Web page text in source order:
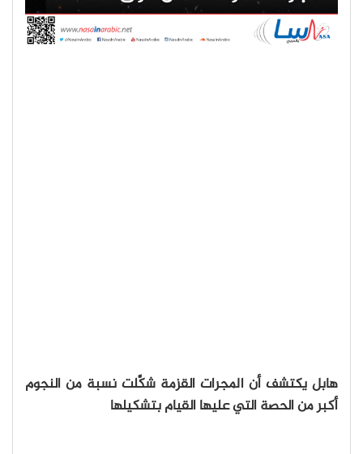
هابل يكتشف أن المجرات القزمة شكَّلت نسبة من النجوم
أكبر من الحصة التي عليها القيام بتشكيلها